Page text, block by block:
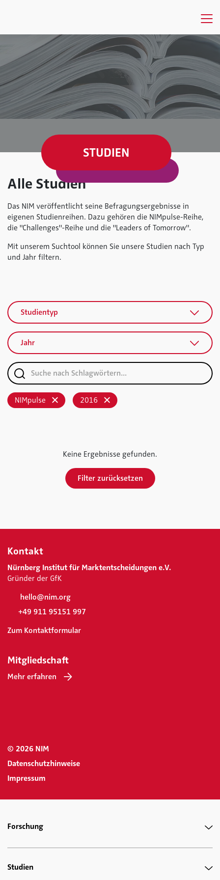
STUDIEN
Alle Studien
Das NIM veröffentlicht seine Befragungsergebnisse in
eigenen Studienreihen. Dazu gehören die NIMpulse-Reihe,
die "Challenges"-Reihe und die "Leaders of Tomorrow".
Mit unserem Suchtool können Sie unsere Studien nach Typ
und Jahr filtern.
Studientyp
Jahr
NIMpulse 2016
Keine Ergebnisse gefunden.
Filter zurücksetzen
Kontakt
Nürnberg Institut für Marktentscheidungen e.V.
Gründer der GfK
hello@nim.org
+49 911 95151 997
Zum Kontaktformular
Mitgliedschaft
Mehr erfahren
© 2026 NIM
Datenschutzhinweise
Impressum
Forschung
Studien